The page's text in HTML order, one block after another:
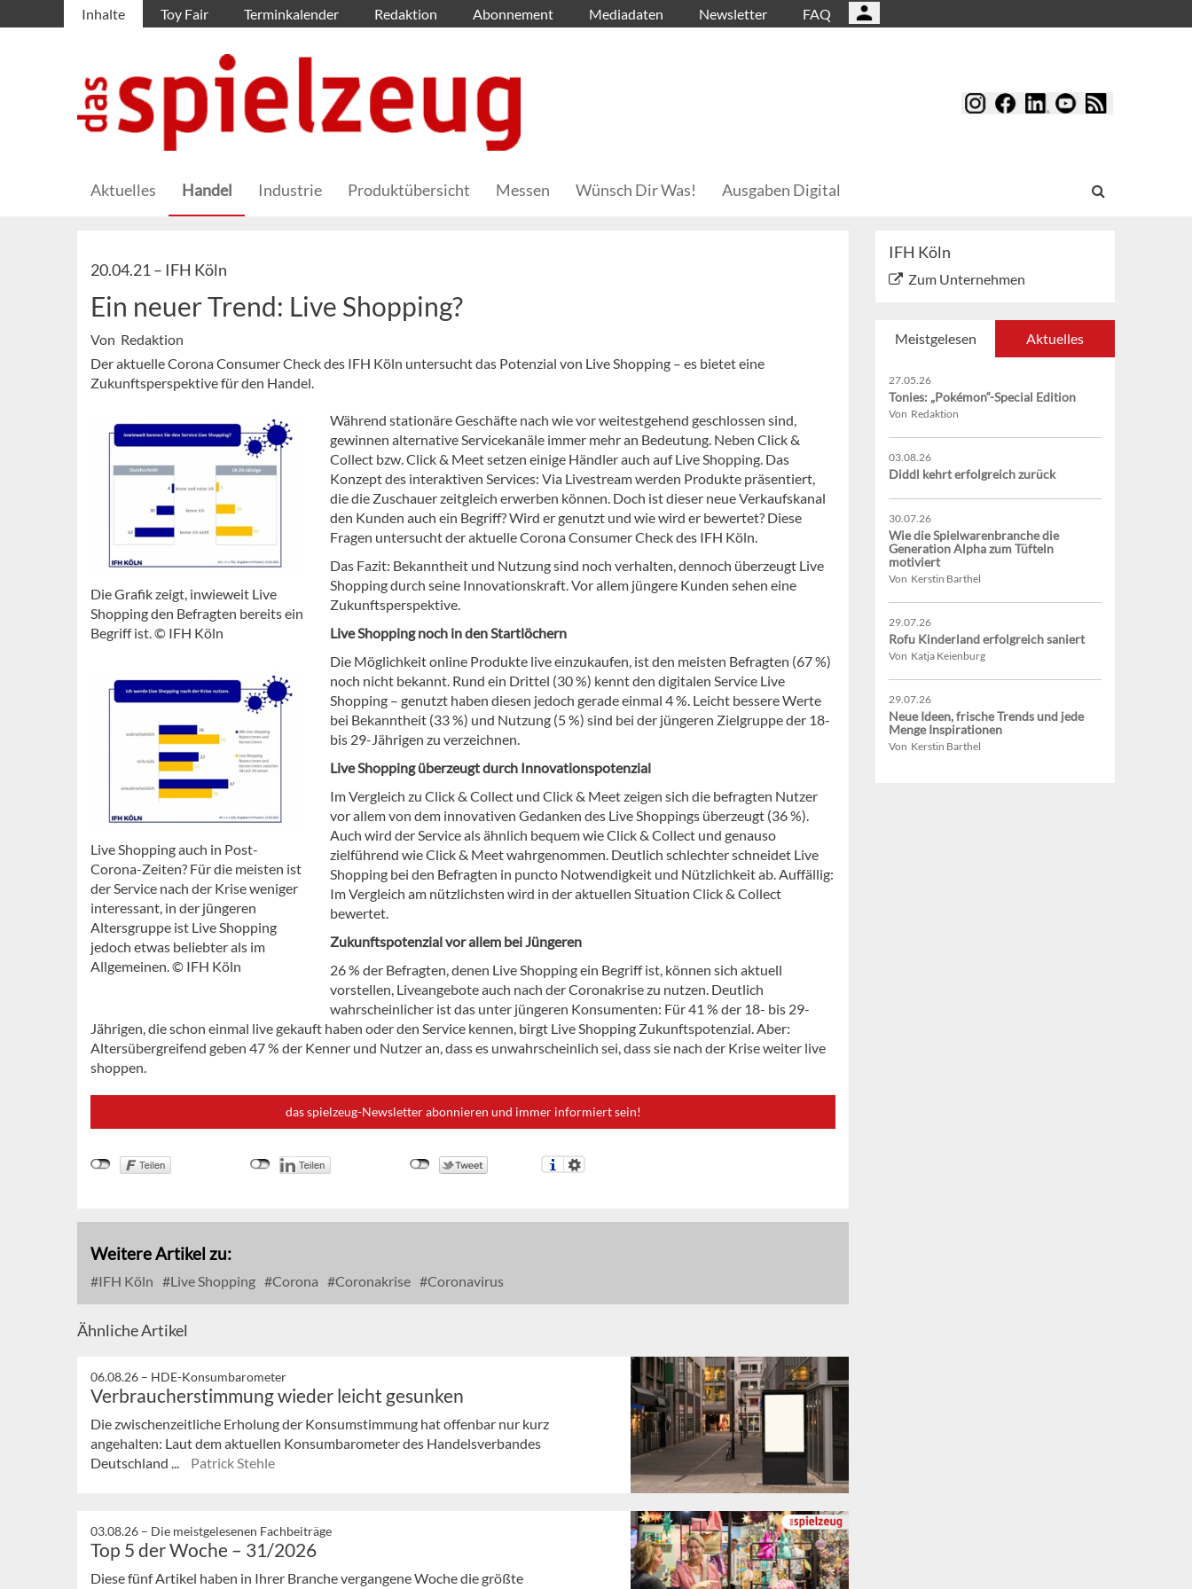
Inhalte Toy Fair Terminkalender Redaktion Abonnement Mediadaten Newsletter FAQ
Aktuelles Handel Industrie Produktübersicht Messen Wünsch Dir Was! Ausgaben Digital
20.04.21 – IFH Köln
Ein neuer Trend: Live Shopping?
Von Redaktion
Der aktuelle Corona Consumer Check des IFH Köln untersucht das Potenzial von Live Shopping – es bietet eine
Zukunftsperspektive für den Handel.
Die Grafik zeigt, inwieweit Live
Shopping den Befragten bereits ein
Begriff ist. © IFH Köln
Live Shopping auch in Post-
Corona-Zeiten? Für die meisten ist
der Service nach der Krise weniger
interessant, in der jüngeren
Altersgruppe ist Live Shopping
jedoch etwas beliebter als im
Allgemeinen. © IFH Köln
Während stationäre Geschäfte nach wie vor weitestgehend geschlossen sind,
gewinnen alternative Servicekanäle immer mehr an Bedeutung. Neben Click &
Collect bzw. Click & Meet setzen einige Händler auch auf Live Shopping. Das
Konzept des interaktiven Services: Via Livestream werden Produkte präsentiert,
die die Zuschauer zeitgleich erwerben können. Doch ist dieser neue Verkaufskanal
den Kunden auch ein Begriff? Wird er genutzt und wie wird er bewertet? Diese
Fragen untersucht der aktuelle Corona Consumer Check des IFH Köln.
Das Fazit: Bekanntheit und Nutzung sind noch verhalten, dennoch überzeugt Live
Shopping durch seine Innovationskraft. Vor allem jüngere Kunden sehen eine
Zukunftsperspektive.
Live Shopping noch in den Startlöchern
Die Möglichkeit online Produkte live einzukaufen, ist den meisten Befragten (67 %)
noch nicht bekannt. Rund ein Drittel (30 %) kennt den digitalen Service Live
Shopping – genutzt haben diesen jedoch gerade einmal 4 %. Leicht bessere Werte
bei Bekanntheit (33 %) und Nutzung (5 %) sind bei der jüngeren Zielgruppe der 18-
bis 29-Jährigen zu verzeichnen.
Live Shopping überzeugt durch Innovationspotenzial
Im Vergleich zu Click & Collect und Click & Meet zeigen sich die befragten Nutzer
vor allem von dem innovativen Gedanken des Live Shoppings überzeugt (36 %).
Auch wird der Service als ähnlich bequem wie Click & Collect und genauso
zielführend wie Click & Meet wahrgenommen. Deutlich schlechter schneidet Live
Shopping bei den Befragten in puncto Notwendigkeit und Nützlichkeit ab. Auffällig:
Im Vergleich am nützlichsten wird in der aktuellen Situation Click & Collect
bewertet.
Zukunftspotenzial vor allem bei Jüngeren
26 % der Befragten, denen Live Shopping ein Begriff ist, können sich aktuell
vorstellen, Liveangebote auch nach der Coronakrise zu nutzen. Deutlich
wahrscheinlicher ist das unter jüngeren Konsumenten: Für 41 % der 18- bis 29-
Jährigen, die schon einmal live gekauft haben oder den Service kennen, birgt Live Shopping Zukunftspotenzial. Aber:
Altersübergreifend geben 47 % der Kenner und Nutzer an, dass es unwahrscheinlich sei, dass sie nach der Krise weiter live
shoppen.
das spielzeug-Newsletter abonnieren und immer informiert sein!
Weitere Artikel zu:
IFH Köln Live Shopping Corona Coronakrise Coronavirus
Ähnliche Artikel
06.08.26 – HDE-Konsumbarometer
Verbraucherstimmung wieder leicht gesunken
Die zwischenzeitliche Erholung der Konsumstimmung hat offenbar nur kurz
angehalten: Laut dem aktuellen Konsumbarometer des Handelsverbandes
Deutschland ...
Patrick Stehle
03.08.26 – Die meistgelesenen Fachbeiträge
Top 5 der Woche – 31/2026
Diese fünf Artikel haben in Ihrer Branche vergangene Woche die größte
IFH Köln
Zum Unternehmen
Meistgelesen Aktuelles
27.05.26
Tonies: „Pokémon“-Special Edition
Von Redaktion
03.08.26
Diddl kehrt erfolgreich zurück
30.07.26
Wie die Spielwarenbranche die
Generation Alpha zum Tüfteln
motiviert
Von Kerstin Barthel
29.07.26
Rofu Kinderland erfolgreich saniert
Von Katja Keienburg
29.07.26
Neue Ideen, frische Trends und jede
Menge Inspirationen
Von Kerstin Barthel